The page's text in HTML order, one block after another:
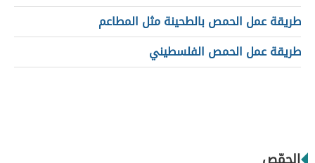
طريقة عمل الحمص بالطحينة مثل المطاعم
طريقة عمل الحمص الفلسطيني